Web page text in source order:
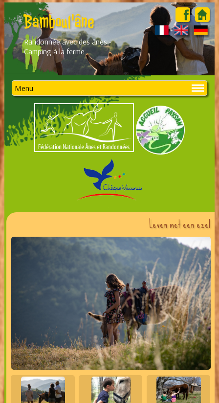
Bamboul'âne
Randonnée avec des ânes -
Camping à la ferme
Menu
Leven met een ezel